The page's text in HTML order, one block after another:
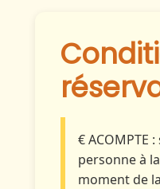
€ ACOMPTE
personne à
moment de